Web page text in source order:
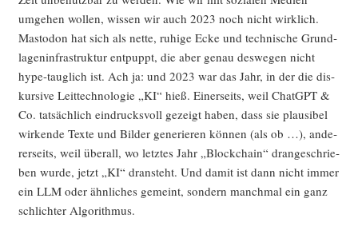
umge­hen wol­len, wis­sen wir auch 2023 noch nicht wirk­lich.
Mast­o­don hat sich als net­te, ruhi­ge Ecke und tech­ni­sche Grund­
la­gen­in­fra­struk­tur ent­puppt, die aber genau des­we­gen nicht
hype-taug­lich ist. Ach ja: und 2023 war das Jahr, in der die dis­
kur­si­ve Leit­tech­no­lo­gie „KI“ hieß. Einer­seits, weil ChatGPT &
Co. tat­säch­lich ein­drucks­voll gezeigt haben, dass sie plau­si­bel
wir­ken­de Tex­te und Bil­der gene­rie­ren kön­nen (als ob …), ande­
rer­seits, weil über­all, wo letz­tes Jahr „Block­chain“ dran­ge­schrie­
ben wur­de, jetzt „KI“ dran­steht. Und damit ist dann nicht immer
ein LLM oder ähn­li­ches gemeint, son­dern manch­mal ein ganz
schlich­ter Algorithmus.